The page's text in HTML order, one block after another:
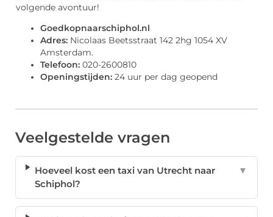
volgende avontuur!
Goedkopnaarschiphol.nl
Adres: Nicolaas Beetsstraat 142 2hg 1054 XV
Amsterdam.
Telefoon: 020-2600810
Openingstijden: 24 uur per dag geopend
Veelgestelde vragen
Hoeveel kost een taxi van Utrecht naar
Schiphol?
▼